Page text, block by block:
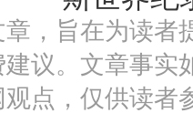
，旨在为读者
议。文章事实
点，仅供读者